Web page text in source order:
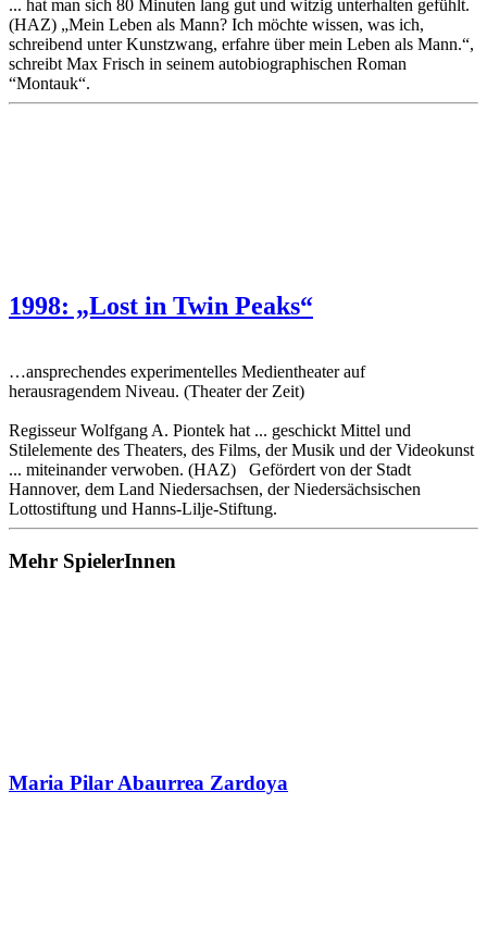
... hat man sich 80 Minuten lang gut und witzig unterhalten gefühlt.
(HAZ) „Mein Leben als Mann? Ich möchte wissen, was ich,
schreibend unter Kunstzwang, erfahre über mein Leben als Mann.“,
schreibt Max Frisch in seinem autobiographischen Roman
“Montauk“.
1998: „Lost in Twin Peaks“
…ansprechendes experimentelles Medientheater auf
herausragendem Niveau. (Theater der Zeit)
Regisseur Wolfgang A. Piontek hat ... geschickt Mittel und
Stilelemente des Theaters, des Films, der Musik und der Videokunst
... miteinander verwoben. (HAZ) Gefördert von der Stadt
Hannover, dem Land Niedersachsen, der Niedersächsischen
Lottostiftung und Hanns-Lilje-Stiftung.
Mehr SpielerInnen
Maria Pilar Abaurrea Zardoya